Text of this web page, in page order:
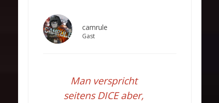
camrule
Gast
Man verspricht
seitens DICE aber,